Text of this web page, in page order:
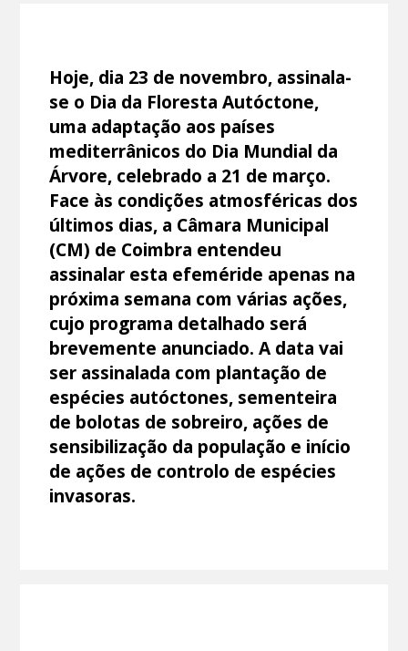
Hoje, dia 23 de novembro, assinala-
se o Dia da Floresta Autóctone,
uma adaptação aos países
mediterrânicos do Dia Mundial da
Árvore, celebrado a 21 de março.
Face às condições atmosféricas dos
últimos dias, a Câmara Municipal
(CM) de Coimbra entendeu
assinalar esta efeméride apenas na
próxima semana com várias ações,
cujo programa detalhado será
brevemente anunciado. A data vai
ser assinalada com plantação de
espécies autóctones, sementeira
de bolotas de sobreiro, ações de
sensibilização da população e início
de ações de controlo de espécies
invasoras.